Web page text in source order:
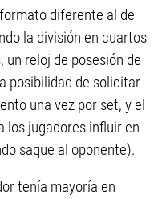
diferente al de
la división en cuartos
reloj de posesión de
posibilidad de solicitar
una vez por set, y el
los jugadores influir en
saque al oponente).
tenía mayoría en